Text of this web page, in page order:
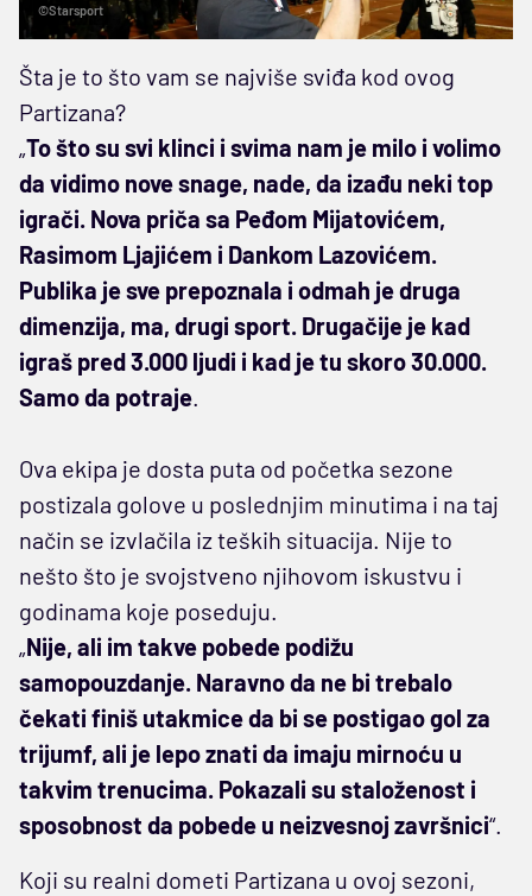
©Starsport
Šta je to što vam se najviše sviđa kod ovog
Partizana?
„To što su svi klinci i svima nam je milo i volimo
da vidimo nove snage, nade, da izađu neki top
igrači. Nova priča sa Peđom Mijatovićem,
Rasimom Ljajićem i Dankom Lazovićem.
Publika je sve prepoznala i odmah je druga
dimenzija, ma, drugi sport. Drugačije je kad
igraš pred 3.000 ljudi i kad je tu skoro 30.000.
Samo da potraje.
Ova ekipa je dosta puta od početka sezone
postizala golove u poslednjim minutima i na taj
način se izvlačila iz teških situacija. Nije to
nešto što je svojstveno njihovom iskustvu i
godinama koje poseduju.
„Nije, ali im takve pobede podižu
samopouzdanje. Naravno da ne bi trebalo
čekati finiš utakmice da bi se postigao gol za
trijumf, ali je lepo znati da imaju mirnoću u
takvim trenucima. Pokazali su staloženost i
sposobnost da pobede u neizvesnoj završnici“.
Koji su realni dometi Partizana u ovoj sezoni,